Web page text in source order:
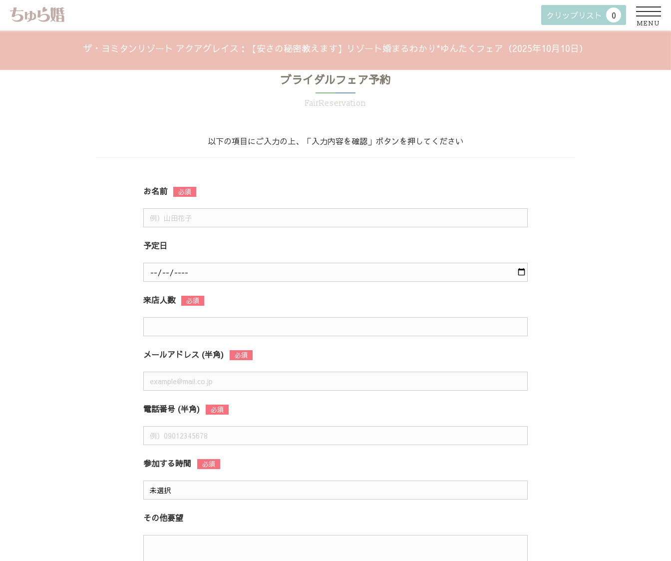
クリップリスト 0
MENU
ザ・ヨミタンリゾート アクアグレイス：【安さの秘密教えます】リゾート婚まるわかり*ゆんたくフェア（2025年10月10日）
ブライダルフェア予約
FairReservation
以下の項目にご入力の上、「入力内容を確認」ボタンを押してください
お名前
予定日
来店人数
メールアドレス (半角)
電話番号 (半角)
参加する時間
その他要望